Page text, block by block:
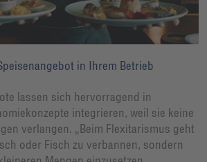
in Ihrem Betrieb
lassen sich hervorragend in
integrieren, weil sie keine
verlangen. „Beim Flexitarismus geht
oder Fisch zu verbannen, sondern